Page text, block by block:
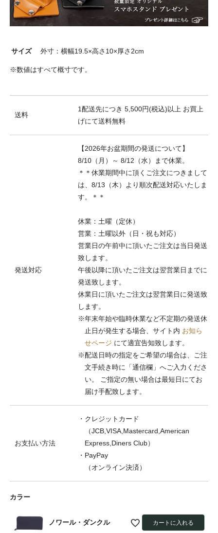
サイズ 外寸：横幅19.5×高さ10×厚さ2cm
※数値はすべて概寸です。
送料
1配送先につき 5,500円(税込)以上 お買上
げにて送料無料
発送対応
【2026年お盆期間の発送について】
8/10（月）～ 8/12（水）まで休業。
＊＊休業期間中に頂くご注文につきまして
は、8/13（木）より順次配送対応いたしま
す。＊＊
休業：土曜（定休）
営業：土曜以外（日・祝も対応）
営業日の午前中に頂いたご注文は当日発送
致します。
午後以降に頂いたご注文は翌営業日までに
発送致します。
休業日に頂いたご注文は翌営業日に発送致
します。
※年末年始や臨時休業など不定期の発送休
止日が発生する場合、サイト内 お知ら
せページ にて適宜告知致します。
※配送日時の指定をご希望の場合は、ご注
文手続き時に「通信欄」へご入力くださ
い。 ご指定の無い場合は最短日にてお
届け手配致します。
お支払い方法
・クレジットカード
（JCB,VISA,Mastercard,American
Express,Diners Club）
・PayPay
（オンライン決済）
カラー
ノワール・ダンクル カートに入れる